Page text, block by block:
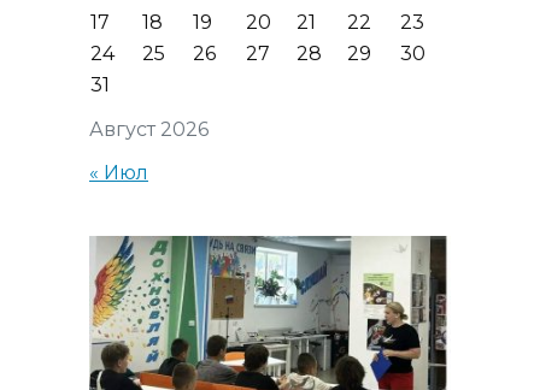
Август 2026
17
18 19 20 21 22
23
24
25 26 27 28 29
30
31
« Июл